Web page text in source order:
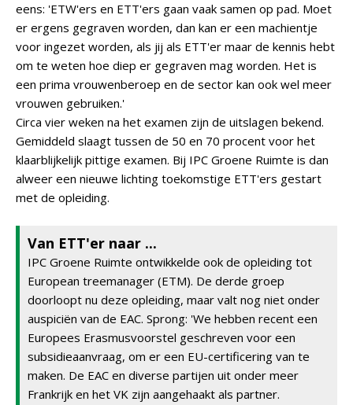
eens: 'ETW'ers en ETT'ers gaan vaak samen op pad. Moet
er ergens gegraven worden, dan kan er een machientje
voor ingezet worden, als jij als ETT'er maar de kennis hebt
om te weten hoe diep er gegraven mag worden. Het is
een prima vrouwenberoep en de sector kan ook wel meer
vrouwen gebruiken.'
Circa vier weken na het examen zijn de uitslagen bekend.
Gemiddeld slaagt tussen de 50 en 70 procent voor het
klaarblijkelijk pittige examen. Bij IPC Groene Ruimte is dan
alweer een nieuwe lichting toekomstige ETT'ers gestart
met de opleiding.
Van ETT'er naar ...
IPC Groene Ruimte ontwikkelde ook de opleiding tot
European treemanager (ETM). De derde groep
doorloopt nu deze opleiding, maar valt nog niet onder
auspiciën van de EAC. Sprong: 'We hebben recent een
Europees Erasmusvoorstel geschreven voor een
subsidieaanvraag, om er een EU-certificering van te
maken. De EAC en diverse partijen uit onder meer
Frankrijk en het VK zijn aangehaakt als partner.